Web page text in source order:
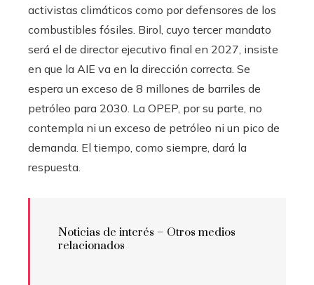
activistas climáticos como por defensores de los
combustibles fósiles. Birol, cuyo tercer mandato
será el de director ejecutivo final en 2027, insiste
en que la AIE va en la dirección correcta. Se
espera un exceso de 8 millones de barriles de
petróleo para 2030. La OPEP, por su parte, no
contempla ni un exceso de petróleo ni un pico de
demanda. El tiempo, como siempre, dará la
respuesta.
Noticias de interés – Otros medios
relacionados